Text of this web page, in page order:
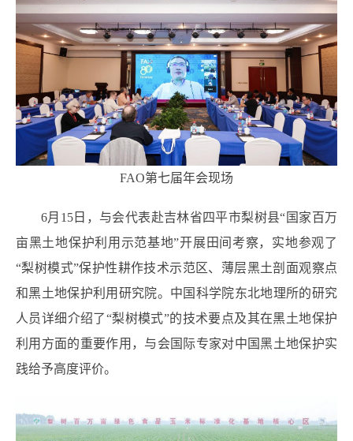
FAO第七届年会现场
6月15日，与会代表赴吉林省四平市梨树县“国家百万
亩黑土地保护利用示范基地”开展田间考察，实地参观了
“梨树模式”保护性耕作技术示范区、薄层黑土剖面观察点
和黑土地保护利用研究院。中国科学院东北地理所的研究
人员详细介绍了“梨树模式”的技术要点及其在黑土地保护
利用方面的重要作用，与会国际专家对中国黑土地保护实
践给予高度评价。